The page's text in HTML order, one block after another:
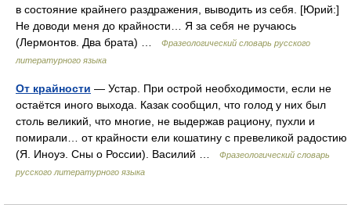
в состояние крайнего раздражения, выводить из себя. [Юрий:]
Не доводи меня до крайности… Я за себя не ручаюсь
(Лермонтов. Два брата) …
Фразеологический словарь русского
литературного языка
От крайности — Устар. При острой необходимости, если не
остаётся иного выхода. Казак сообщил, что голод у них был
столь великий, что многие, не выдержав рациону, пухли и
помирали… от крайности ели кошатину с превеликой радостию
(Я. Иноуэ. Сны о России). Василий …
Фразеологический словарь
русского литературного языка